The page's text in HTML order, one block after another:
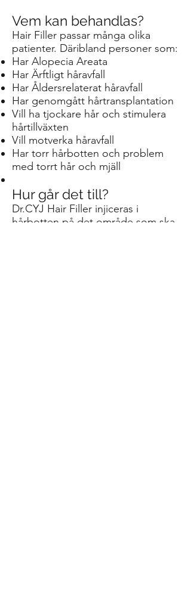
Vem kan behandlas?
Hair Filler passar många olika
patienter. Däribland personer som:
Har Alopecia Areata
Har Ärftligt håravfall
Har Åldersrelaterat håravfall
Har genomgått hårtransplantation
Vill ha tjockare hår och stimulera
hårtillväxten
Vill motverka håravfall
Har torr hårbotten och problem
med torrt hår och mjäll
Hur går det till?
Dr.CYJ Hair Filler injiceras i
hårbotten på det område som ska